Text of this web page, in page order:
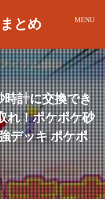
とめ
時計に交換でき
れ！ポケポケ砂
デッキ ポケポ